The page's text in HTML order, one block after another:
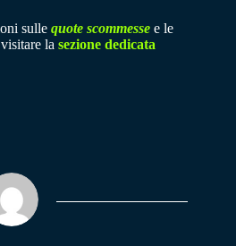
sulle quote scommesse e le
la sezione dedicata